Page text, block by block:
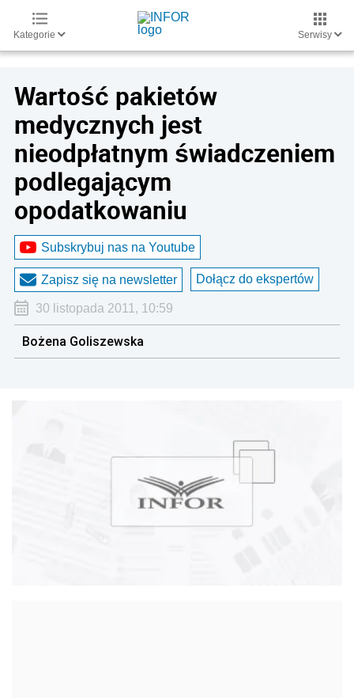
Kategorie Serwisy
Wartość pakietów
medycznych jest
nieodpłatnym świadczeniem
podlegającym
opodatkowaniu
Subskrybuj nas na Youtube
Zapisz się na newsletter Dołącz do ekspertów
30 listopada 2011, 10:59
Bożena Goliszewska